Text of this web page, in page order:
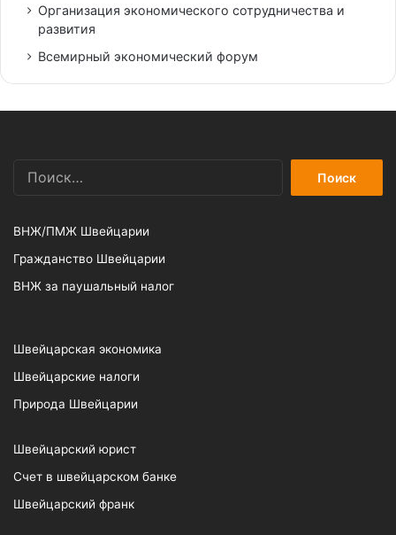
Организация экономического сотрудничества и
развития
Всемирный экономический форум
ВНЖ/ПМЖ Швейцарии
Гражданство Швейцарии
ВНЖ за паушальный налог
Швейцарская экономика
Швейцарские налоги
Природа Швейцарии
Швейцарский юрист
Счет в швейцарском банке
Швейцарский франк